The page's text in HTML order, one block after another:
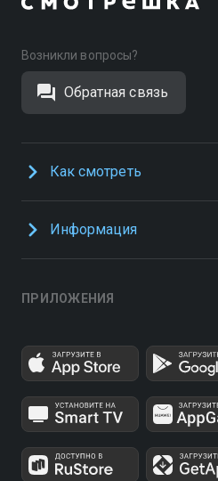
Возникли вопросы?
Обратная связь
Как смотреть
Информация
ПРИЛОЖЕНИЯ